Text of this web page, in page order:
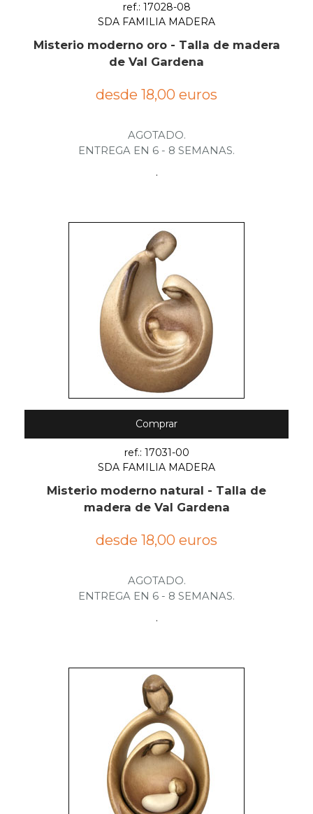
ref.: 17028-08
SDA FAMILIA MADERA
Misterio moderno oro - Talla de madera
de Val Gardena
desde 18,00 euros
AGOTADO.
ENTREGA EN 6 - 8 SEMANAS.
.
Comprar
ref.: 17031-00
SDA FAMILIA MADERA
Misterio moderno natural - Talla de
madera de Val Gardena
desde 18,00 euros
AGOTADO.
ENTREGA EN 6 - 8 SEMANAS.
.